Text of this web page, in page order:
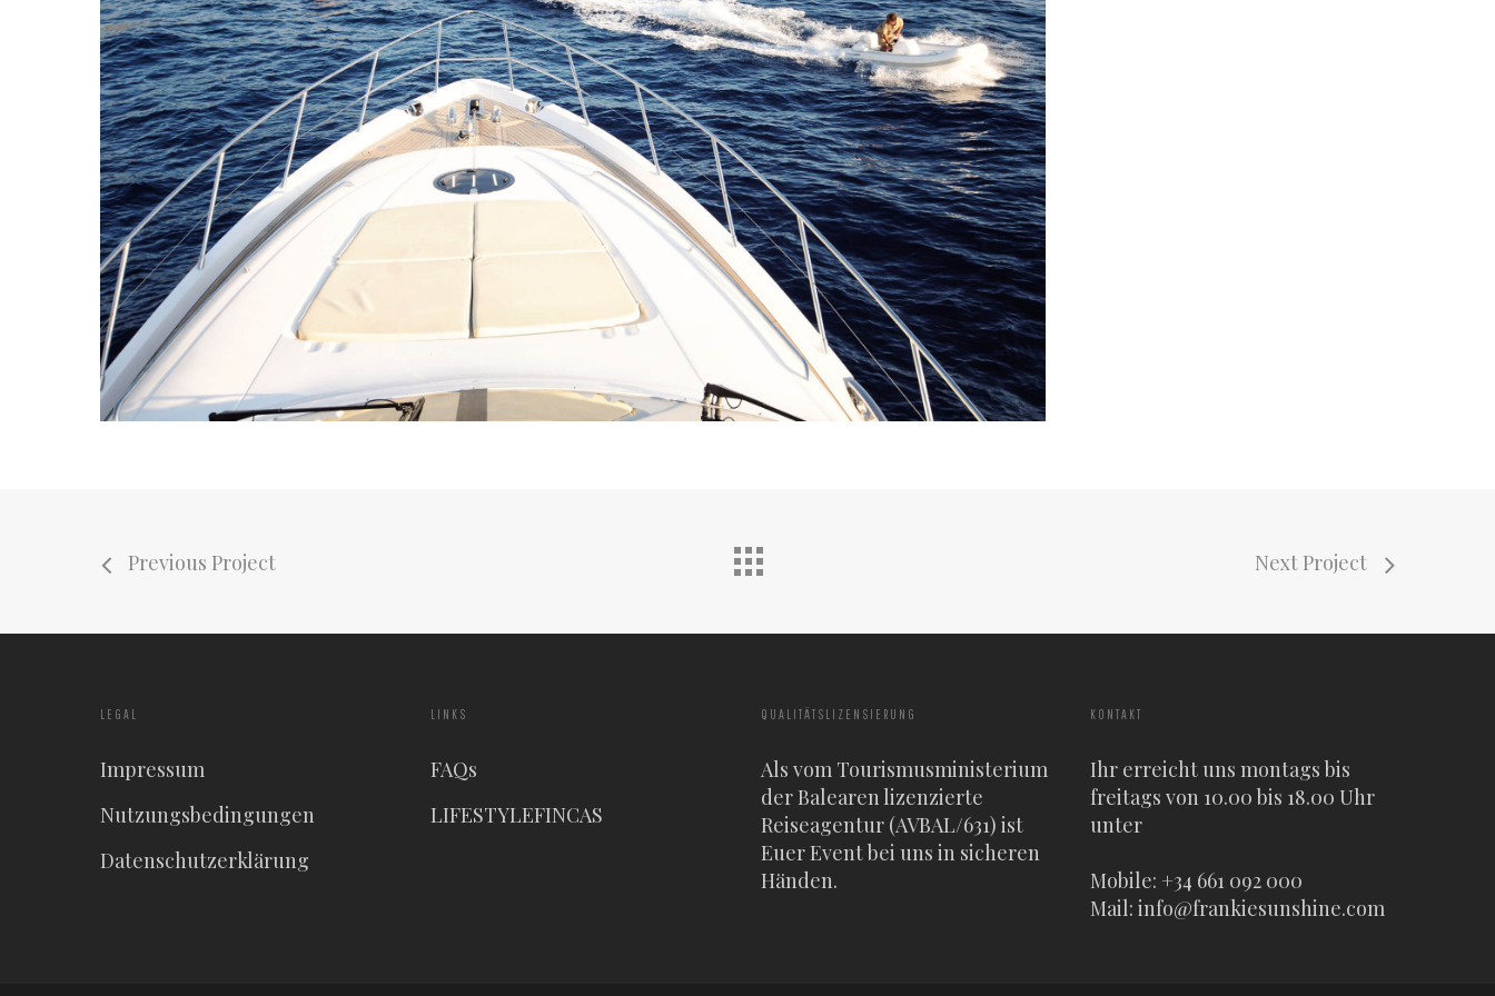
Previous Project Next Project
LEGAL
Impressum
Nutzungsbedingungen
Datenschutzerklärung
LINKS
FAQs
LIFESTYLEFINCAS
QUALITÄTSLIZENSIERUNG
Als vom Tourismusministerium
der Balearen lizenzierte
Reiseagentur (AVBAL/631) ist
Euer Event bei uns in sicheren
Händen.
KONTAKT
Ihr erreicht uns montags bis
freitags von 10.00 bis 18.00 Uhr
unter
Mobile: +34 661 092 000
Mail:info@frankiesunshine.com